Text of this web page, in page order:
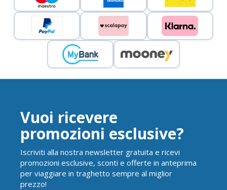
Vuoi ricevere
promozioni esclusive?
Iscriviti alla nostra newsletter gratuita e ricevi
promozioni esclusive, sconti e offerte in anteprima
per viaggiare in traghetto sempre al miglior
prezzo!